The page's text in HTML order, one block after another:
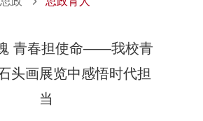
青春担使命——我校青
头画展览中感悟时代担
当